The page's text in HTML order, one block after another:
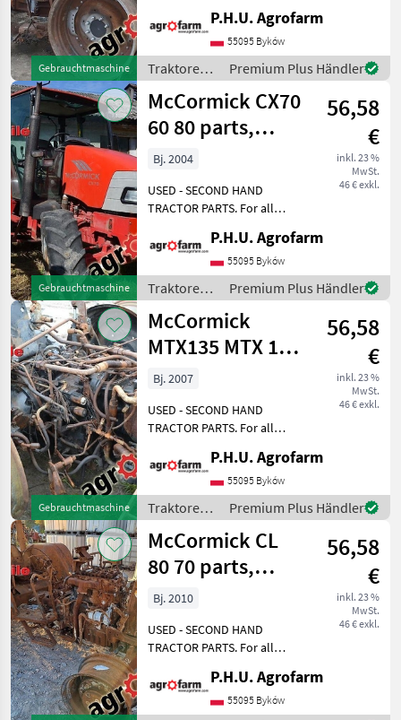
Gebrauchtmaschine
message by e-mail either
whatsapp. TRAKTOR -
SCHLEPPER ERSATZTEILE.
Bei weiteren fragen
kontaktieren
P.H.U. Agrofarm
55095 Byków
Traktoren /
McCormick
Premium Plus Händler
Gebrauchtmaschine
McCormick CX70
60 80 parts,
ersatzteile,
56,58
€
inkl. 23 %
MwSt.
46 € exkl.
Bj. 2004
USED - SECOND HAND
TRACTOR PARTS. For all
message by e-mail either
whatsapp. TRAKTOR -
SCHLEPPER ERSATZTEILE.
Bei weiteren fragen
kontaktieren
P.H.U. Agrofarm
55095 Byków
Traktoren /
McCormick
Premium Plus Händler
Gebrauchtmaschine
McCormick
MTX135 MTX 120
150 parts,
pieces
56,58
€
inkl. 23 %
MwSt.
46 € exkl.
Bj. 2007
USED - SECOND HAND
TRACTOR PARTS. For all
message by e-mail either
whatsapp. TRAKTOR -
SCHLEPPER ERSATZTEILE.
Bei weiteren fragen
kontaktieren
P.H.U. Agrofarm
55095 Byków
Traktoren /
McCormick
Premium Plus Händler
McCormick CL
80 70 parts,
ersatzteile,
56,58
€
inkl. 23 %
MwSt.
46 € exkl.
Bj. 2010
USED - SECOND HAND
TRACTOR PARTS. For all
message by e-mail either
whatsapp. TRAKTOR -
P.H.U. Agrofarm
55095 Byków